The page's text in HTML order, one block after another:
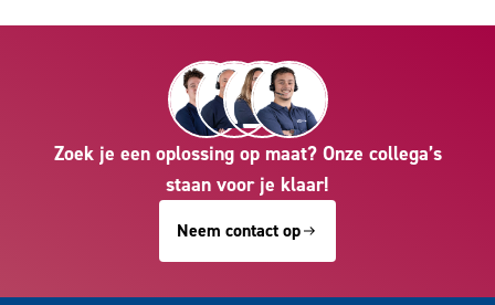
Zoek je een oplossing op maat? Onze collega’s
staan voor je klaar!
Neem contact op